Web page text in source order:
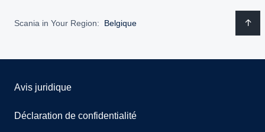
Scania in Your Region: Belgique
Avis juridique
Déclaration de confidentialité